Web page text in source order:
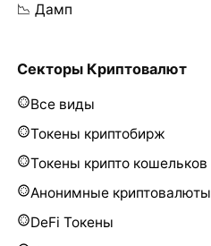
📉 Дамп
Секторы Криптовалют
Все виды
Токены криптобирж
Токены крипто кошельков
Анонимные криптовалюты
DeFi Токены